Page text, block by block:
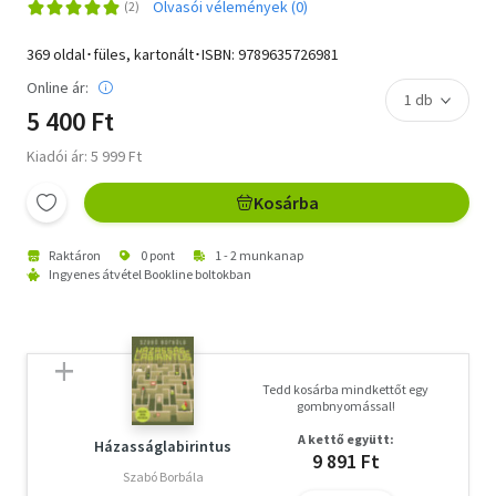
Olvasói vélemények (0)
369 oldal･füles, kartonált･ISBN: 9789635726981
Online ár:
5 400 Ft
Kiadói ár: 5 999 Ft
Kosárba
Raktáron 0 pont
1 - 2 munkanap
Ingyenes átvétel Bookline boltokban
Házasságlabirintus
Szabó Borbála
Tedd kosárba mindkettőt egy
gombnyomással!
A kettő együtt:
9 891 Ft